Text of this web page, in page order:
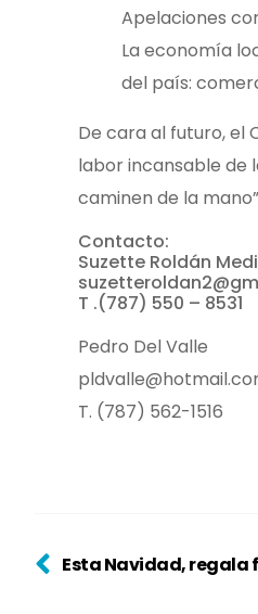
Apelaciones
La economía
del país:
De cara al futuro, el
labor incansable de
caminen de la
Contacto:
Suzette Roldán
T .(787) 550 – 8531
Pedro Del Valle
T. (787) 562-1516